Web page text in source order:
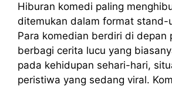
Hiburan komedi paling
ditemukan dalam format stand-
Para komedian berdiri di depan
berbagi cerita lucu yang
pada kehidupan sehari-hari,
peristiwa yang sedang viral.